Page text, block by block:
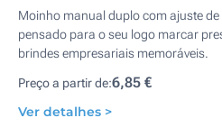
Moinho manual duplo com ajuste
pensado para o seu logo marcar
brindes empresariais memoráveis.
Preço a partir de:6,85 €
Ver detalhes >